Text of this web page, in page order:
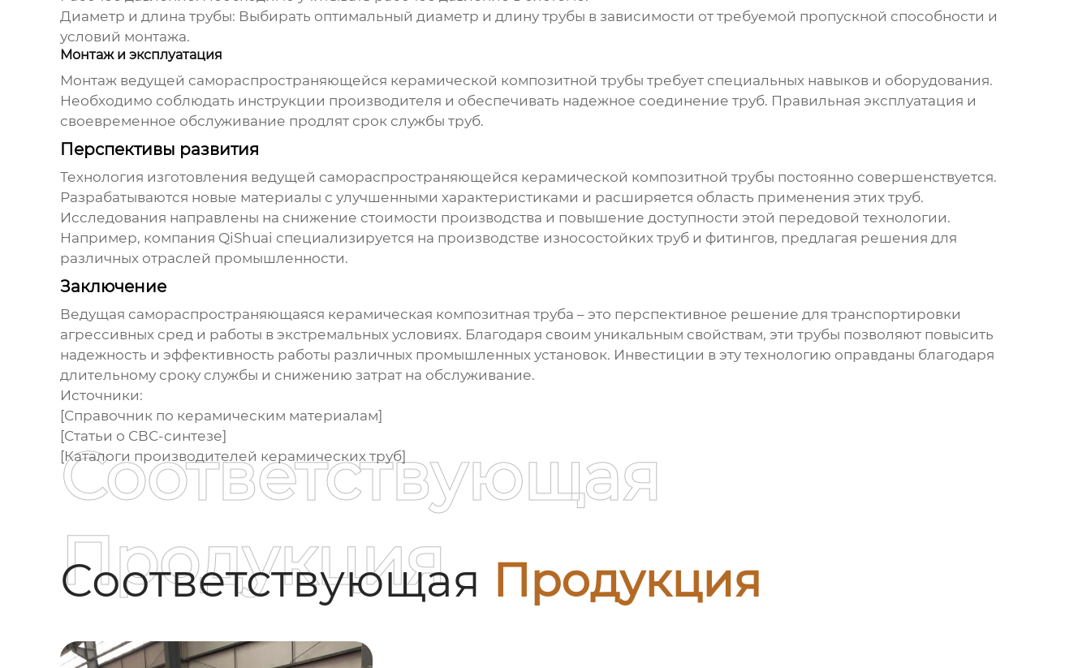
Диаметр и длина трубы: Выбирать оптимальный диаметр и длину трубы в зависимости от требуемой пропускной способности и
условий монтажа.
Монтаж и эксплуатация
Монтаж ведущей самораспространяющейся керамической композитной трубы требует специальных навыков и оборудования.
Необходимо соблюдать инструкции производителя и обеспечивать надежное соединение труб. Правильная эксплуатация и
своевременное обслуживание продлят срок службы труб.
Перспективы развития
Технология изготовления ведущей самораспространяющейся керамической композитной трубы постоянно совершенствуется.
Разрабатываются новые материалы с улучшенными характеристиками и расширяется область применения этих труб.
Исследования направлены на снижение стоимости производства и повышение доступности этой передовой технологии.
Например, компания QiShuai специализируется на производстве износостойких труб и фитингов, предлагая решения для
различных отраслей промышленности.
Заключение
Ведущая самораспространяющаяся керамическая композитная труба – это перспективное решение для транспортировки
агрессивных сред и работы в экстремальных условиях. Благодаря своим уникальным свойствам, эти трубы позволяют повысить
надежность и эффективность работы различных промышленных установок. Инвестиции в эту технологию оправданы благодаря
длительному сроку службы и снижению затрат на обслуживание.
Источники:
[Справочник по керамическим материалам]
[Статьи о СВС-синтезе]
[Каталоги производителей керамических труб]
Соответствующая Продукция
Соответствующая
Продукция